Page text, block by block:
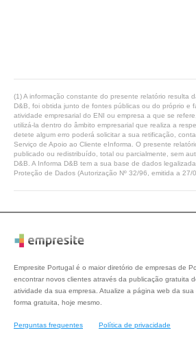
(1) A informação constante do presente relatório resulta
D&B, foi obtida junto de fontes públicas ou do próprio e
atividade empresarial do ENI ou empresa a que se
utilizá-la dentro do âmbito empresarial que realiza a
detete algum erro poderá solicitar a sua retificação,
Serviço de Apoio ao Cliente eInforma. O presente
publicado ou redistribuído, total ou parcialmente, sem
D&B. A Informa D&B tem a sua base de dados
Proteção de Dados (Autorização Nº 32/96, emitida a 27/
Empresite Portugal é o maior diretório de empresas de
encontrar novos clientes através da publicação gratuita
atividade da sua empresa. Atualize a página web da
forma gratuita, hoje mesmo.
Perguntas frequentes Política de privacidade